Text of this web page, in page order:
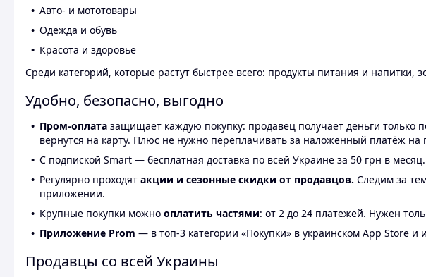
Авто- и мототовары
Одежда и обувь
Красота и здоровье
Среди категорий, которые растут быстрее всего: продукты питания и
Удобно, безопасно, выгодно
Пром-оплата защищает каждую покупку: продавец получает деньги только
вернутся на карту. Плюс не нужно переплачивать за наложенный платёж на
С подпиской Smart — бесплатная доставка по всей Украине за 50 грн в
Регулярно проходят акции и сезонные скидки от продавцов. Следим за
приложении.
Крупные покупки можно оплатить частями: от 2 до 24 платежей. Нужен
Приложение Prom — в топ-3 категории «Покупки» в украинском App Store и
Продавцы со всей Украины